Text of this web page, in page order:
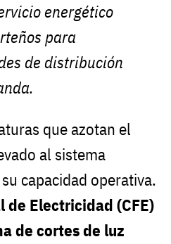
energético
para
de distribución
que azotan el
al sistema
capacidad operativa.
de Electricidad (CFE)
de cortes de luz